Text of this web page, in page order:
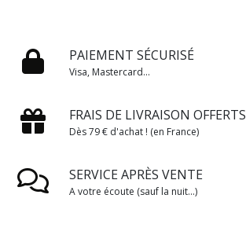
PAIEMENT SÉCURISÉ
Visa, Mastercard...
FRAIS DE LIVRAISON OFFERTS
Dès 79 € d'achat ! (en France)
SERVICE APRÈS VENTE
A votre écoute (sauf la nuit...)